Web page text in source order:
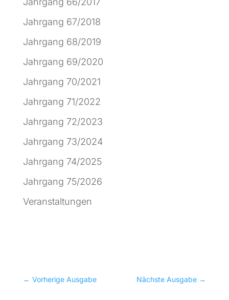
Jahrgang 67/2018
Jahrgang 68/2019
Jahrgang 69/2020
Jahrgang 70/2021
Jahrgang 71/2022
Jahrgang 72/2023
Jahrgang 73/2024
Jahrgang 74/2025
Jahrgang 75/2026
Veranstaltungen
← Vorherige Ausgabe Nächste Ausgabe →